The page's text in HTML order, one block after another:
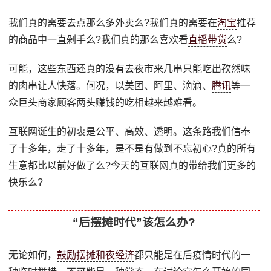
我们真的需要去点那么多外卖么?我们真的需要在淘宝推荐
的商品中一直剁手么?我们真的那么喜欢看直播带货么?
可能，这些东西还真的没有去夜市来几串只能吃出孜然味
的肉串让人快落。何况，以美团、阿里、滴滴、 腾讯等一
众巨头商家顾客两头赚钱的吃相越来越难看。
互联网诞生的初衷是公平、高效、透明。这条路我们信奉
了十多年，走了十多年，是不是有做到不忘初心?真的所有
生意都比以前好做了么?今天的互联网真的带给我们更多的
快乐么?
“后摆摊时代”该怎么办?
无论如何，鼓励摆摊和夜经济都只能是在后疫情时代的一